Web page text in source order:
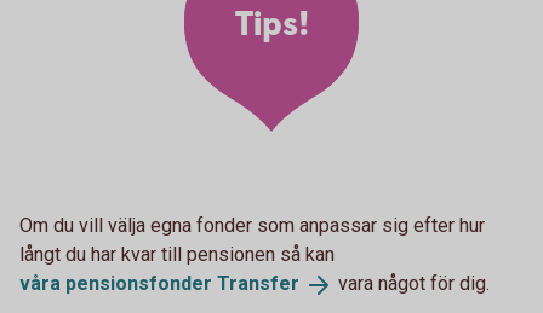
Tips!
Om du vill välja egna fonder som anpassar sig efter hur
långt du har kvar till pensionen så kan
våra pensionsfonder Transfer vara något för dig.